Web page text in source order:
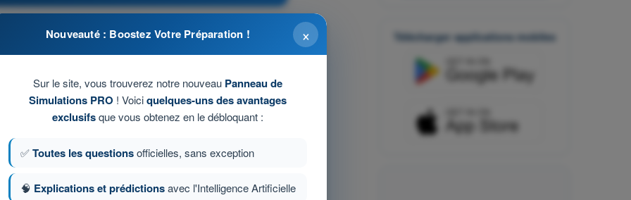
sous voilure est nettement plus faible que la
ajoute de la masse apparente
l'aéronef
est inférieure à 250 g
Télécharger applications mobiles
×
Nouveauté : Boostez Votre Préparation !
Sur le site, vous trouverez notre nouveau Panneau de
Simulations PRO ! Voiciquelques-uns des avantages
exclusifsque vous obtenez en le débloquant :
✅Toutes les questionsofficielles, sans exception
🧠 Explications et prédictionsavec l'Intelligence Artificielle